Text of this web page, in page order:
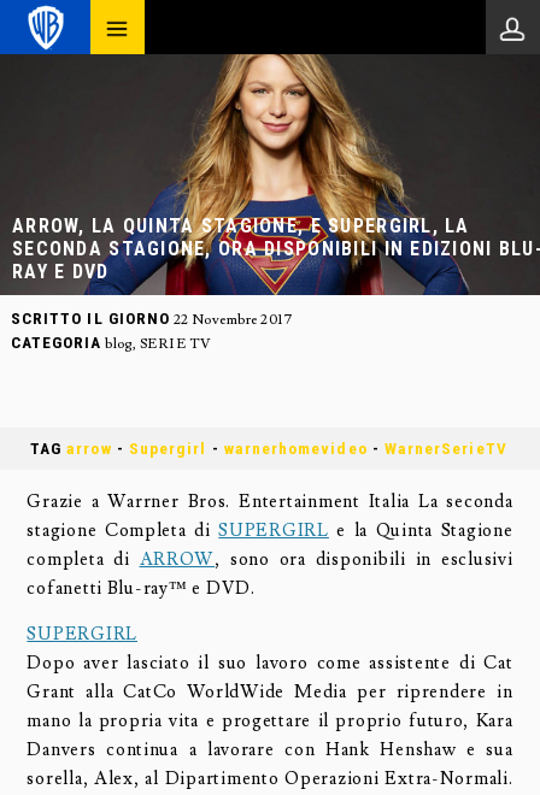
ARROW, LA QUINTA STAGIONE, E SUPERGIRL, LA
SECONDA STAGIONE, ORA DISPONIBILI IN EDIZIONI
RAY E DVD
SCRITTO IL GIORNO 22 Novembre 2017
CATEGORIA blog, SERIE TV
TAGarrow - Supergirl - warnerhomevideo - WarnerSerieTV
Grazie a Warrner Bros. Entertainment Italia La seconda
stagione Completa diSUPERGIRL e la Quinta Stagione
completa di ARROW, sono ora disponibili in esclusivi
cofanetti Blu-ray™ e DVD.
SUPERGIRL
Dopo aver lasciato il suo lavoro come assistente di Cat
Grant alla CatCo WorldWide Media per riprendere in
mano la propria vita e progettare il proprio futuro, Kara
Danvers continua a lavorare con Hank Henshaw e sua
sorella, Alex, al Dipartimento Operazioni Extra-Normali.